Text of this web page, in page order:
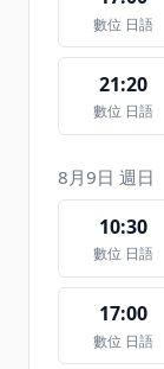
數位 日語
21:20
數位 日語
8月9日 週日
10:30
數位 日語
17:00
數位 日語